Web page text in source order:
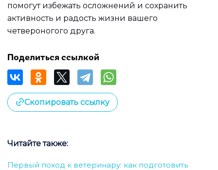
помогут избежать осложнений и сохранить
активность и радость жизни вашего
четвероногого друга.
Поделиться ссылкой
Скопировать ссылку
Читайте также:
Первый поход к ветеринару: как подготовить